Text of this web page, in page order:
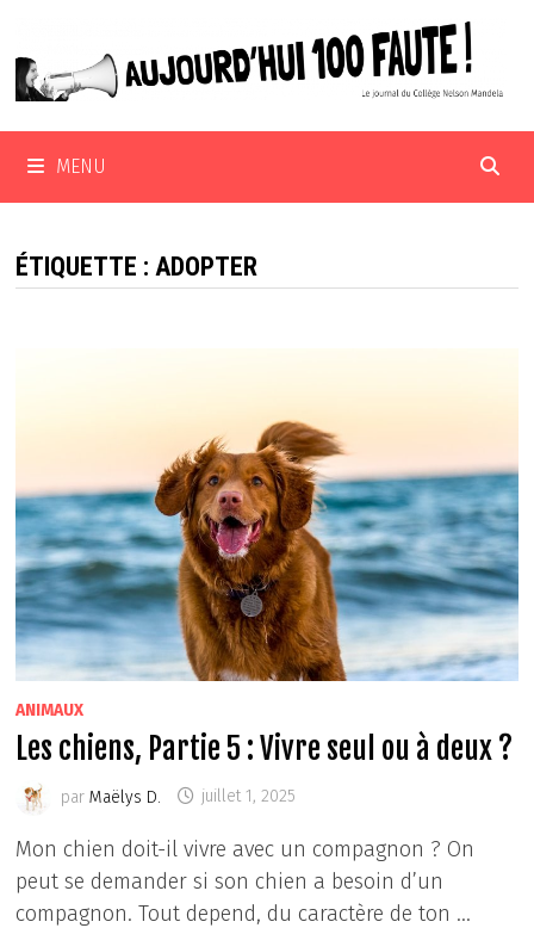
contenu
MENU
ÉTIQUETTE :ADOPTER
ANIMAUX
Les chiens, Partie 5 : Vivre seul ou à deux ?
parMaëlys D. juillet 1, 2025
Mon chien doit-il vivre avec un compagnon ? On
peut se demander si son chien a besoin d’un
compagnon. Tout depend, du caractère de ton …